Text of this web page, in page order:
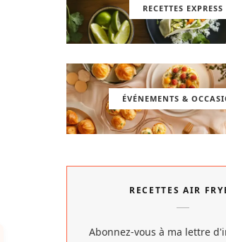
RECETTES EXPRESS
ÉVÉNEMENTS &
RECETTES AIR
Abonnez-vous à ma lettre